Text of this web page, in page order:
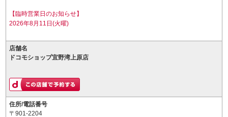
【臨時営業日のお知らせ】
2026年8月11日(火曜)
店舗名
ドコモショップ宜野湾上原店
住所/電話番号
〒901-2204